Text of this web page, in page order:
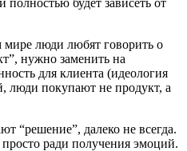
мире люди любят говорить о
нужно заменить на
для клиента (идеология
люди покупают не продукт, а
“решение”, далеко не всегда.
ради получения эмоций.